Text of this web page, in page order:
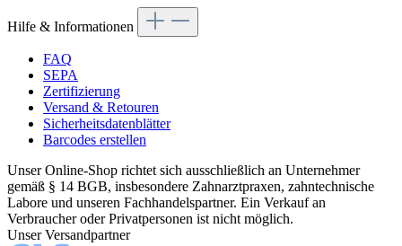
Hilfe & Informationen
FAQ
SEPA
Zertifizierung
Versand & Retouren
Sicherheitsdatenblätter
Barcodes erstellen
Unser Online-Shop richtet sich ausschließlich an Unternehmer
gemäß § 14 BGB, insbesondere Zahnarztpraxen, zahntechnische
Labore und unseren Fachhandelspartner. Ein Verkauf an
Verbraucher oder Privatpersonen ist nicht möglich.
Unser Versandpartner